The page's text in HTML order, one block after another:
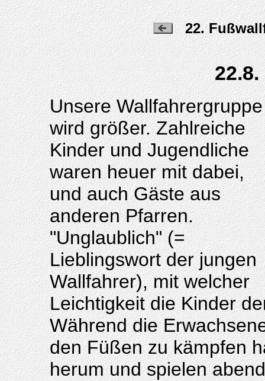
22.
22.8.
Unsere Wallfahrergruppe
wird größer. Zahlreiche
Kinder und Jugendliche
waren heuer mit dabei,
und auch Gäste aus
anderen Pfarren.
"Unglaublich" (=
Lieblingswort der jungen
Wallfahrer), mit welcher
Leichtigkeit die Kinder
Während die
den Füßen zu kämpfen
herum und spielen